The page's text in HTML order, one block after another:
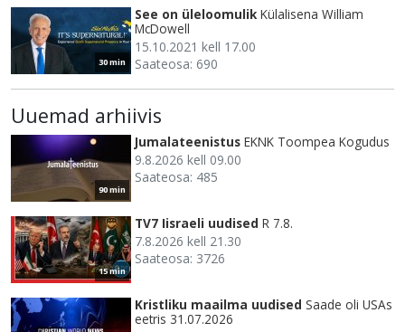
30 min
See on üleloomulik Külalisena William
McDowell
15.10.2021 kell 17.00
Saateosa: 690
Uuemad arhiivis
90 min
Jumalateenistus EKNK Toompea Kogudus
9.8.2026 kell 09.00
Saateosa: 485
15 min
TV7 Iisraeli uudised R 7.8.
7.8.2026 kell 21.30
Saateosa: 3726
Kristliku maailma uudised Saade oli USAs
eetris 31.07.2026